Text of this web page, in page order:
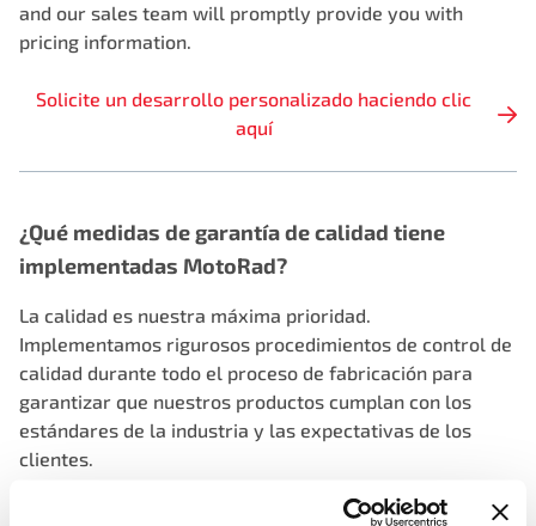
and our sales team will promptly provide you with
pricing information.
Solicite un desarrollo personalizado haciendo clic
aquí
¿Qué medidas de garantía de calidad tiene
implementadas MotoRad?
La calidad es nuestra máxima prioridad.
Implementamos rigurosos procedimientos de control de
calidad durante todo el proceso de fabricación para
garantizar que nuestros productos cumplan con los
estándares de la industria y las expectativas de los
clientes.